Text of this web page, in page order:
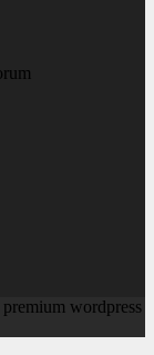
premium wordpress